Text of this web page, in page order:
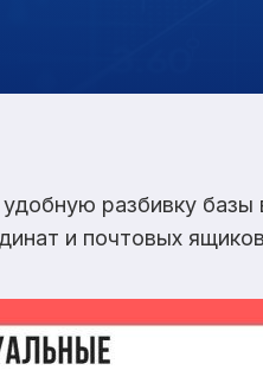
разбивку
и почтовых